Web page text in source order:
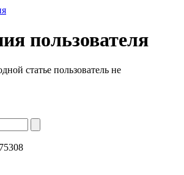
пользователя
статье пользователь не